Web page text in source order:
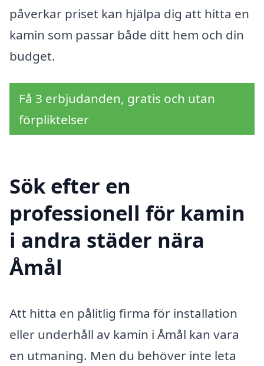
påverkar priset kan hjälpa dig att hitta en
kamin som passar både ditt hem och din
budget.
Få 3 erbjudanden, gratis och utan
förpliktelser
Sök efter en
professionell för kamin
i andra städer nära
Åmål
Att hitta en pålitlig firma för installation
eller underhåll av kamin i Åmål kan vara
en utmaning. Men du behöver inte leta